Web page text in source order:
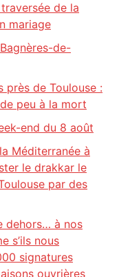
de la
mariage
de-
près de Toulouse :
peu à la mort
end du 8 août
Méditerranée à
le drakkar le
par des
dehors… à nos
s’ils nous
signatures
ouvrières